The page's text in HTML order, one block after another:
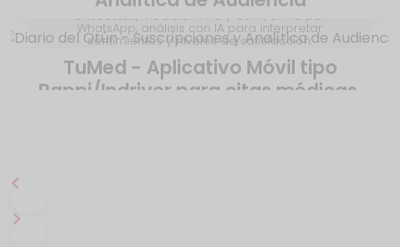
encuestas, medición NPS y CSAT, envío por
WhatsApp, análisis con IA para interpretar
sentimientos y niveles de satisfacción.
TuMed - Aplicativo Móvil tipo
Rappi/Indriver para citas médicas.